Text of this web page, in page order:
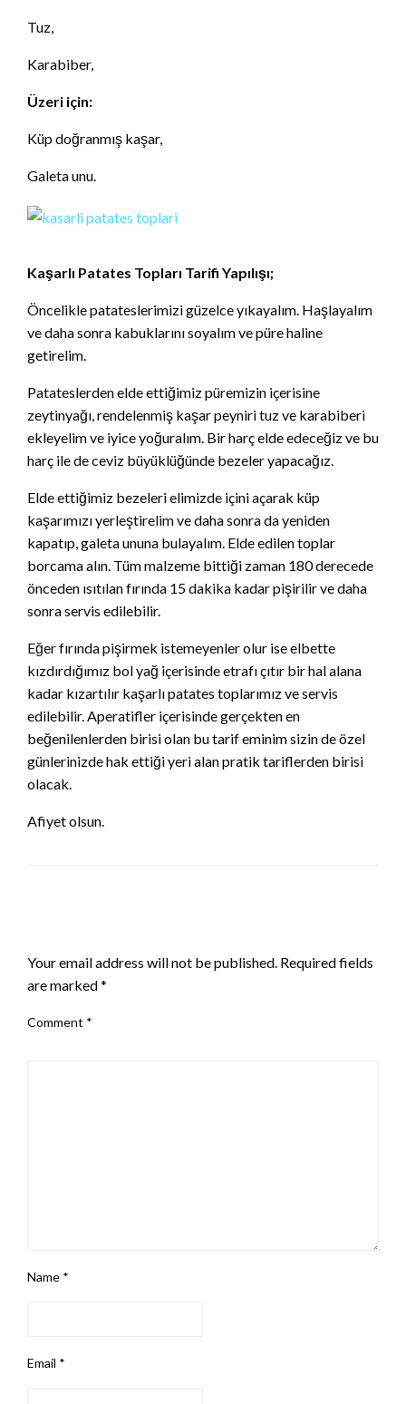
Tuz,
Karabiber,
Üzeri için:
Küp doğranmış kaşar,
Galeta unu.
Kaşarlı Patates Topları Tarifi Yapılışı;
Öncelikle patateslerimizi güzelce yıkayalım. Haşlayalım
ve daha sonra kabuklarını soyalım ve püre haline
getirelim.
Patateslerden elde ettiğimiz püremizin içerisine
zeytinyağı, rendelenmiş kaşar peyniri tuz ve karabiberi
ekleyelim ve iyice yoğuralım. Bir harç elde edeceğiz ve bu
harç ile de ceviz büyüklüğünde bezeler yapacağız.
Elde ettiğimiz bezeleri elimizde içini açarak küp
kaşarımızı yerleştirelim ve daha sonra da yeniden
kapatıp, galeta ununa bulayalım. Elde edilen toplar
borcama alın. Tüm malzeme bittiği zaman 180 derecede
önceden ısıtılan fırında 15 dakika kadar pişirilir ve daha
sonra servis edilebilir.
Eğer fırında pişirmek istemeyenler olur ise elbette
kızdırdığımız bol yağ içerisinde etrafı çıtır bir hal alana
kadar kızartılır kaşarlı patates toplarımız ve servis
edilebilir. Aperatifler içerisinde gerçekten en
beğenilenlerden birisi olan bu tarif eminim sizin de özel
günlerinizde hak ettiği yeri alan pratik tariflerden birisi
olacak.
Afiyet olsun.
Your email address will not be published. Required fields
are marked*
Comment *
Name *
Email *